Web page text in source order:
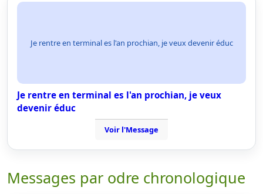
Je rentre en terminal es l'an prochian, je veux devenir éduc
Je rentre en terminal es l'an prochian, je veux
devenir éduc
Voir l'Message
Messages par odre chronologique